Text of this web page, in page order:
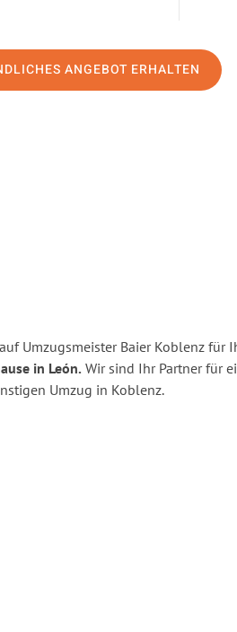
ANGEBOT ERHALTEN
Umzugsmeister Baier Koblenz für
in León. Wir sind Ihr Partner für
Umzug in Koblenz.